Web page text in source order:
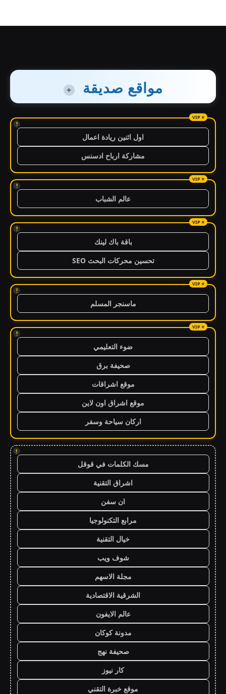
مواقع صديقة +
!
اول اثنين ريادة اعمال
مشاركة ارباح ادسنس
!
عالم الشباب
!
باقة باك لينك
تحسين محركات البحث SEO
!
ماسنجر المسلم
!
ضوء التعليمي
صحيفة برق
موقع اشراقات
موقع اشراق اون لاين
اركان سياحة وسفر
!
مسك الكلمات في قوقل
اشراق التقنية
ان سفن
مرابع التكنولوجيا
خيال التقنية
شوف ويب
مجلة الاسهم
الشرقية الاقتصادية
عالم الايفون
مدونة كوكان
صحيفة نهج
كار نيوز
موقع خبرة التقني